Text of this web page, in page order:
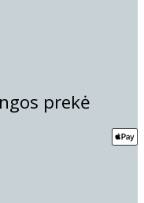
prekė